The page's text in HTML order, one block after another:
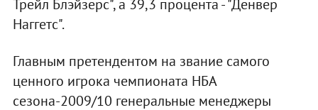
Трейл Блэйзерс", а 39,3 процента - "Денвер
Наггетс".
Главным претендентом на звание самого
ценного игрока чемпионата НБА
сезона-2009/10 генеральные менеджеры